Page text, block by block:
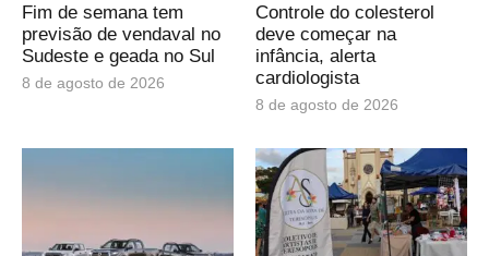
Fim de semana tem
previsão de vendaval no
Sudeste e geada no Sul
8 de agosto de 2026
Controle do colesterol
deve começar na
infância, alerta
cardiologista
8 de agosto de 2026